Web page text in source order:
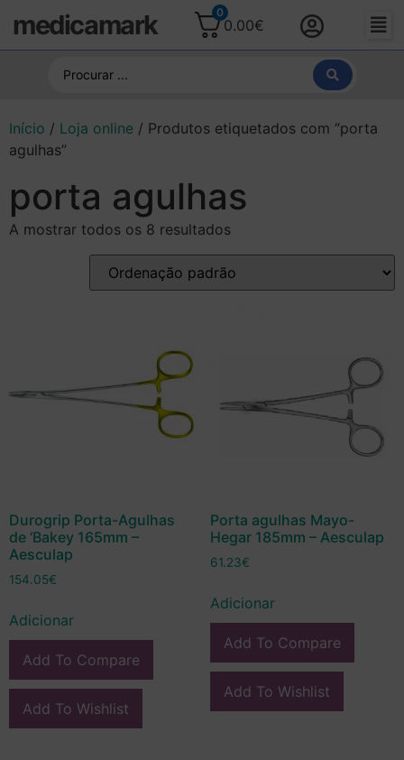
medicamark 0
0.00€
Início / Loja online / Produtos etiquetados com “porta
agulhas”
porta agulhas
A mostrar todos os 8 resultados
Durogrip Porta-Agulhas
de ‘Bakey 165mm –
Aesculap
154.05€
Adicionar
Add To Compare
Add To Wishlist
Porta agulhas Mayo-
Hegar 185mm – Aesculap
61.23€
Adicionar
Add To Compare
Add To Wishlist